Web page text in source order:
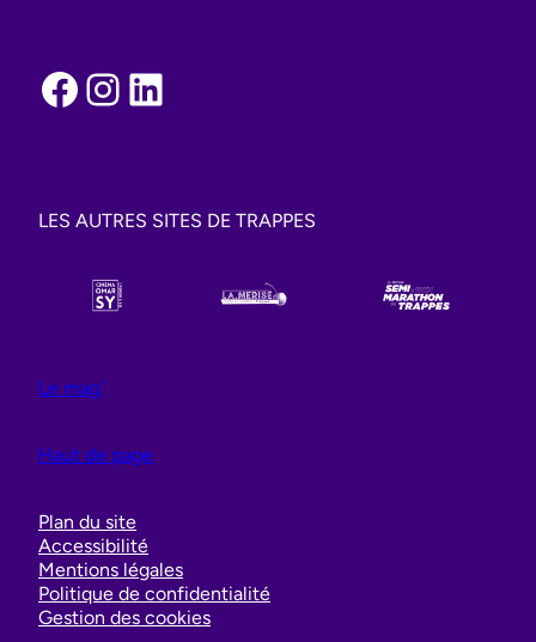
Facebook Instagram LinkedIn
LES AUTRES SITES DE TRAPPES
Le mag’
Haut de page
Plan du site
Accessibilité
Mentions légales
Politique de confidentialité
Gestion des cookies